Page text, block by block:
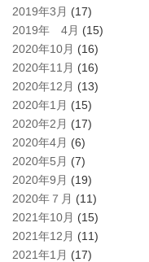
2019年3月 (17)
2019年 4月 (15)
2020年10月 (16)
2020年11月 (16)
2020年12月 (13)
2020年1月 (15)
2020年2月 (17)
2020年4月 (6)
2020年5月 (7)
2020年9月 (19)
2020年７月 (11)
2021年10月 (15)
2021年12月 (11)
2021年1月 (17)